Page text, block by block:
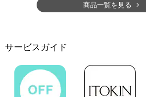
商品一覧を見る
サービスガイド